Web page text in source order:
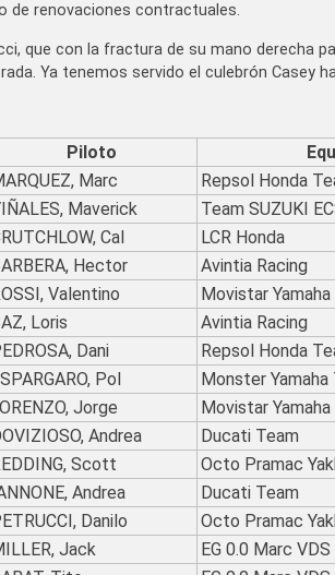
de renovaciones contractuales.
que con la fractura de su mano derecha
Ya tenemos servido el culebrón Casey
Piloto
Marc Repsol Honda
Maverick Team SUZUKI
Cal LCR Honda
Hector Avintia Racing
Valentino Movistar
Loris Avintia Racing
Dani Repsol Honda
Pol Monster Yamaha
Jorge Movistar
Andrea Ducati Team
Scott Octo Pramac
Andrea Ducati Team
Danilo Octo Pramac
Jack EG 0.0 Marc VDS